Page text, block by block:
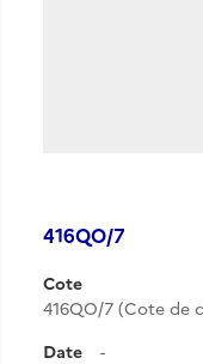
416QO/7
Cote
416QO/7 (Cote de
Date
-